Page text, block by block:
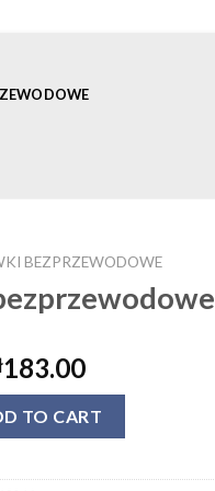
BEZPRZEWODOWE
183.00
TO CART